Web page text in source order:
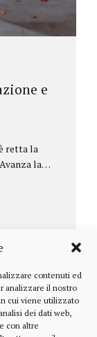
contenuti ed
analizzare il nostro
cui viene utilizzato
dei dati web,
con altre
e
retta la
la
che
da
dalle
della